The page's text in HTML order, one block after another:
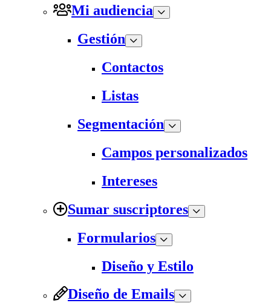
Mi audiencia
Gestión
Contactos
Listas
Segmentación
Campos personalizados
Intereses
Sumar suscriptores
Formularios
Diseño y Estilo
Diseño de Emails